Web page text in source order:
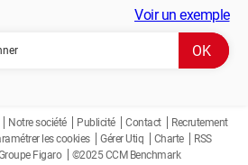
Voir un exemple
Notre société Publicité Contact
Recrutement
les cookies Gérer Utiq Charte
RSS
Figaro ©2025 CCM Benchmark